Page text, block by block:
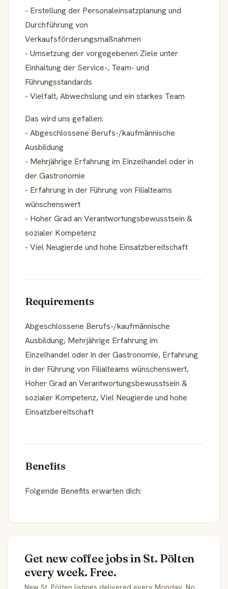
- Erstellung der Personaleinsatzplanung und
Durchführung von
Verkaufsförderungsmaßnahmen
- Umsetzung der vorgegebenen Ziele unter
Einhaltung der Service-, Team- und
Führungsstandards
- Vielfalt, Abwechslung und ein starkes Team
Das wird uns gefallen:
- Abgeschlossene Berufs-/kaufmännische
Ausbildung
- Mehrjährige Erfahrung im Einzelhandel oder in
der Gastronomie
- Erfahrung in der Führung von Filialteams
wünschenswert
- Hoher Grad an Verantwortungsbewusstsein &
sozialer Kompetenz
- Viel Neugierde und hohe Einsatzbereitschaft
Requirements
Abgeschlossene Berufs-/kaufmännische
Ausbildung, Mehrjährige Erfahrung im
Einzelhandel oder in der Gastronomie, Erfahrung
in der Führung von Filialteams wünschenswert,
Hoher Grad an Verantwortungsbewusstsein &
sozialer Kompetenz, Viel Neugierde und hohe
Einsatzbereitschaft
Benefits
Folgende Benefits erwarten dich:
Get new coffee jobs in St. Pölten
every week. Free.
New St. Pölten listings delivered every Monday. No